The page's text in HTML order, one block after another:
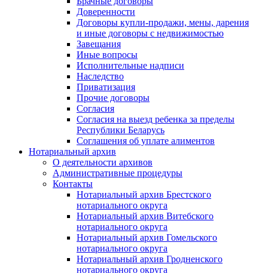
Доверенности
Договоры купли-продажи, мены, дарения
и иные договоры с недвижимостью
Завещания
Иные вопросы
Исполнительные надписи
Наследство
Приватизация
Прочие договоры
Согласия
Согласия на выезд ребенка за пределы
Республики Беларусь
Соглашения об уплате алиментов
Нотариальный архив
О деятельности архивов
Административные процедуры
Контакты
Нотариальный архив Брестского
нотариального округа
Нотариальный архив Витебского
нотариального округа
Нотариальный архив Гомельского
нотариального округа
Нотариальный архив Гродненского
нотариального округа